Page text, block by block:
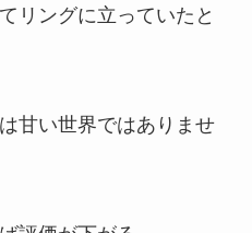
リングに立っていたと
甘い世界ではありませ